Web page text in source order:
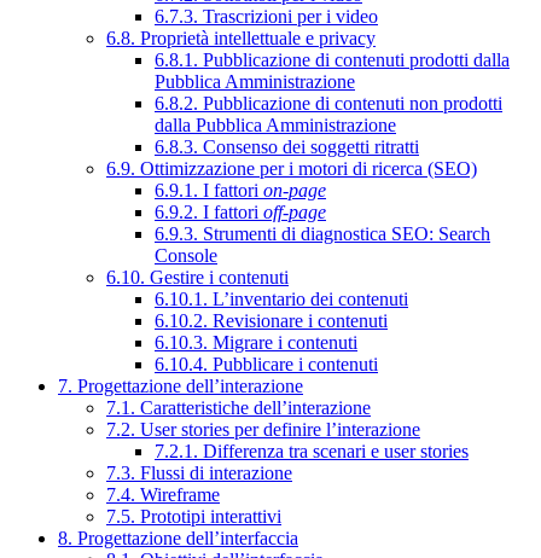
6.7.3. Trascrizioni per i video
6.8. Proprietà intellettuale e privacy
6.8.1. Pubblicazione di contenuti prodotti dalla
Pubblica Amministrazione
6.8.2. Pubblicazione di contenuti non prodotti
dalla Pubblica Amministrazione
6.8.3. Consenso dei soggetti ritratti
6.9. Ottimizzazione per i motori di ricerca (SEO)
6.9.1. I fattori on-page
6.9.2. I fattori off-page
6.9.3. Strumenti di diagnostica SEO: Search
Console
6.10. Gestire i contenuti
6.10.1. L’inventario dei contenuti
6.10.2. Revisionare i contenuti
6.10.3. Migrare i contenuti
6.10.4. Pubblicare i contenuti
7. Progettazione dell’interazione
7.1. Caratteristiche dell’interazione
7.2. User stories per definire l’interazione
7.2.1. Differenza tra scenari e user stories
7.3. Flussi di interazione
7.4. Wireframe
7.5. Prototipi interattivi
8. Progettazione dell’interfaccia